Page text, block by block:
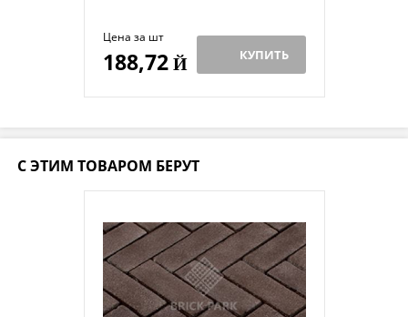
Цена за шт
188,72Й КУПИТЬ
С ЭТИМ ТОВАРОМ БЕРУТ